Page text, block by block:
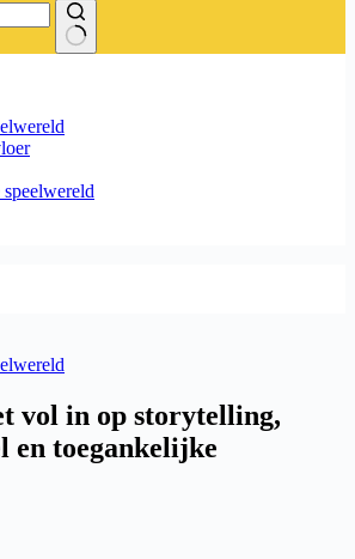
vol in op storytelling,
en toegankelijke